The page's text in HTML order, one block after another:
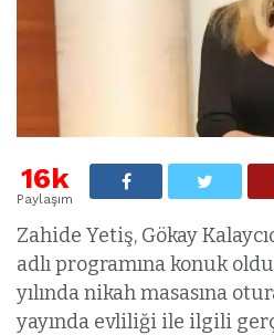
16k
Paylaşım
Zahide Yetiş, Gökay
adlı programına konuk
yılında nikah masasına
yayında evliliği ile ilgili